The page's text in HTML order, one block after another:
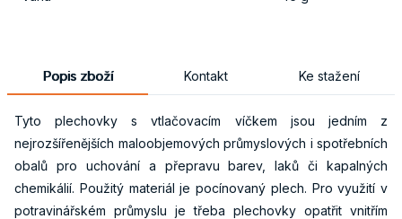
Popis zboží Kontakt Ke stažení
Tyto plechovky s vtlačovacím víčkem jsou jedním z
nejrozšířenějších maloobjemových průmyslových i spotřebních
obalů pro uchování a přepravu barev, laků či kapalných
chemikálií. Použitý materiál je pocínovaný plech. Pro využití v
potravinářském průmyslu je třeba plechovky opatřit vnitřím